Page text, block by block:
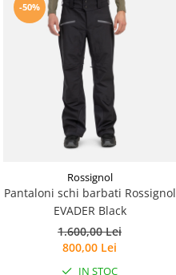
-50%
Rossignol
Pantaloni schi barbati Rossignol
EVADER Black
1.600,00 Lei
800,00 Lei
IN STOC